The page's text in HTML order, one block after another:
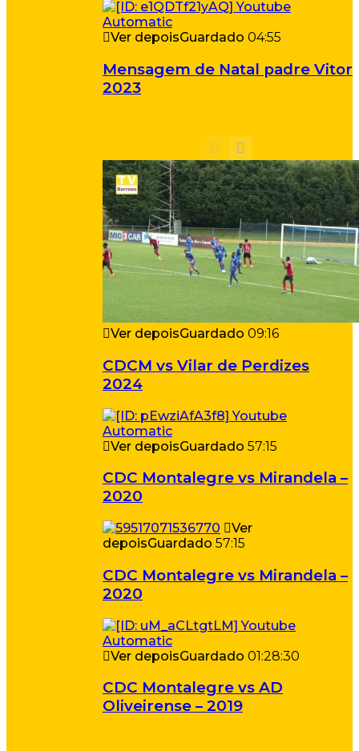
Ver depoisGuardado 04:55
Mensagem de Natal padre Vitor
2023
Ver depoisGuardado 09:16
CDCM vs Vilar de Perdizes
2024
Ver depoisGuardado 57:15
CDC Montalegre vs Mirandela –
2020
Ver
depoisGuardado 57:15
CDC Montalegre vs Mirandela –
2020
Ver depoisGuardado 01:28:30
CDC Montalegre vs AD
Oliveirense – 2019